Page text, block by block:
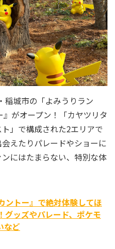
稲城市の「よみうりラン
がオープン！「カヤツリタ
」で構成された2エリアで
えたりパレードやショーに
にはたまらない、特別な体
ントー』で絶対体験してほ
グッズやパレード、ポケモ
など